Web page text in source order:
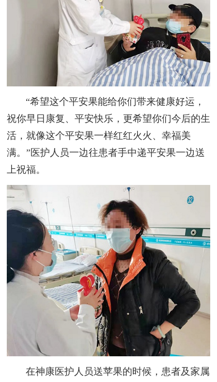
“希望这个平安果能给你们带来健康好运，
祝你早日康复、平安快乐，更希望你们今后的生
活，就像这个平安果一样红红火火、幸福美
满。”医护人员一边往患者手中递平安果一边送
上祝福。
在神康医护人员送苹果的时候，患者及家属